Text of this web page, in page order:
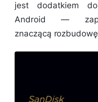
jest dodatkiem
Android —
znaczącą